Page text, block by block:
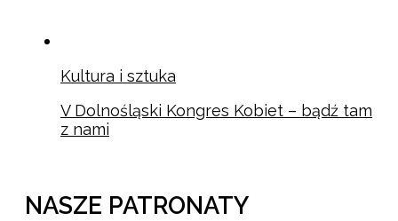
Kultura i sztuka
V Dolnośląski Kongres Kobiet – bądź tam
z nami
NASZE PATRONATY